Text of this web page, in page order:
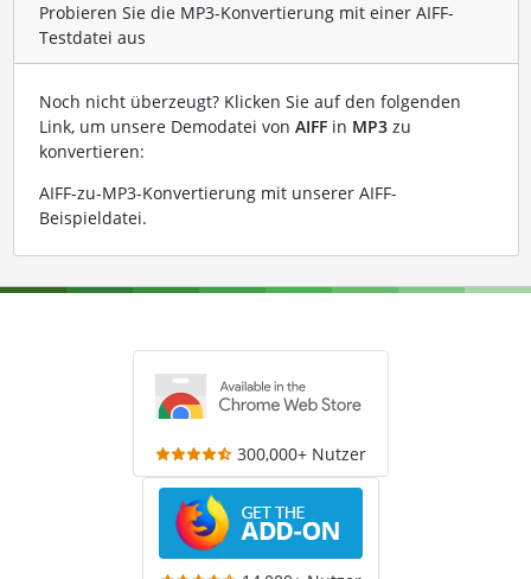
Probieren Sie die MP3-Konvertierung mit einer AIFF-
Testdatei aus
Noch nicht überzeugt? Klicken Sie auf den folgenden
Link, um unsere Demodatei von AIFFin MP3zu
konvertieren:
AIFF-zu-MP3-Konvertierung mit unserer AIFF-
Beispieldatei.
300,000+ Nutzer